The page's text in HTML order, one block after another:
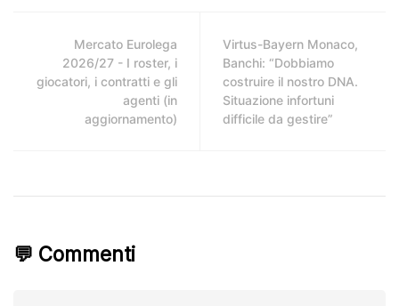
Mercato Eurolega
2026/27 - I roster, i
giocatori, i contratti e gli
agenti (in
aggiornamento)
Virtus-Bayern Monaco,
Banchi: “Dobbiamo
costruire il nostro DNA.
Situazione infortuni
difficile da gestire”
💬 Commenti